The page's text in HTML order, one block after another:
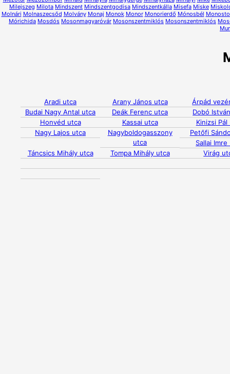
Milejszeg Milota Mindszent Mindszentgodisa Mindszentkálla Misefa Miske
Molnári Molnaszecsőd Molvány Monaj Monok Monor Monorierdő Mónosbél
Mórichida Mosdós Mosonmagyaróvár Mosonszentmiklós Mosonszentmiklós
Aradi utca Arany János utca
Árpád
Budai Nagy Antal utca
Deák Ferenc utca
Dobó
Honvéd utca
Kassai utca
Kinizsi Pál
Nagy Lajos utca
Nagyboldogasszony
utca
Petőfi
Sallai
Táncsics Mihály utca
Tompa Mihály utca Virág